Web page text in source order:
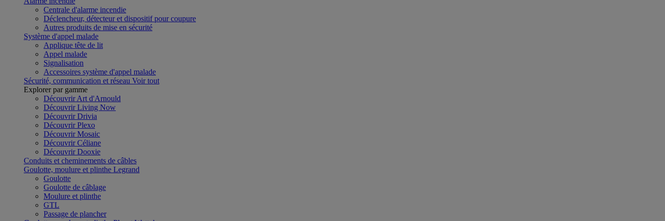
Centrale d'alarme incendie
Déclencheur, détecteur et dispositif pour coupure
Autres produits de mise en sécurité
Système d'appel malade
Applique tête de lit
Appel malade
Signalisation
Accessoires système d'appel malade
Sécurité, communication et réseau Voir tout
Explorer par gamme
Découvrir Art d'Arnould
Découvrir Living Now
Découvrir Drivia
Découvrir Plexo
Découvrir Mosaic
Découvrir Céliane
Découvrir Dooxie
Conduits et cheminements de câbles
Goulotte, moulure et plinthe Legrand
Goulotte
Goulotte de câblage
Moulure et plinthe
GTL
Passage de plancher